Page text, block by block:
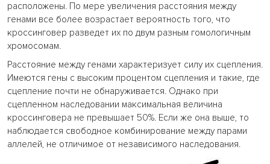
расположены. По мере увеличения расстояния между
генами все более возрастает вероятность того, что
кроссинговер разведет их по двум разным гомологичным
хромосомам.
Расстояние между генами характеризует силу их сцепления.
Имеются гены с высоким процентом сцепления и такие, где
сцепление почти не обнаруживается. Однако при
сцепленном наследовании максимальная величина
кроссинговера не превышает 50%. Если же она выше, то
наблюдается свободное комбинирование между парами
аллелей, не отличимое от независимого наследования.